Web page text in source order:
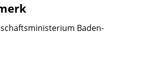
Baden-